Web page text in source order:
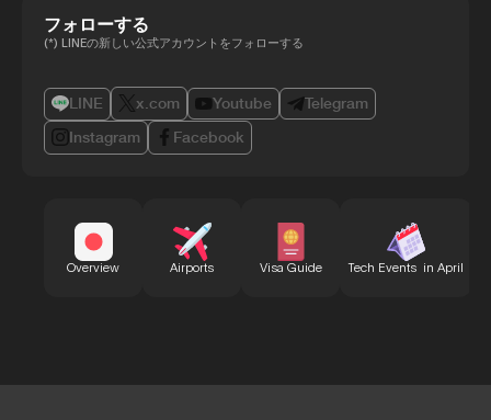
フォローする
(*) LINEの新しい公式アカウントをフォローする
LINE x.com Youtube
Telegram
Instagram
Facebook
Overview Airports Visa Guide Tech Events in April